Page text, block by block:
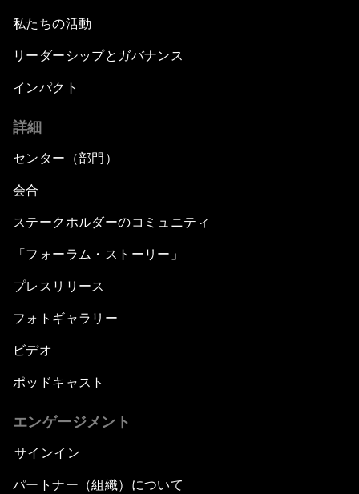
私たちの活動
リーダーシップとガバナンス
インパクト
詳細
センター（部門）
会合
ステークホルダーのコミュニティ
「フォーラム・ストーリー」
プレスリリース
フォトギャラリー
ビデオ
ポッドキャスト
エンゲージメント
サインイン
パートナー（組織）について